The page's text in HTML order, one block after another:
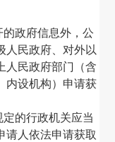
政府信息外，公
人民政府、对外以
人民政府部门（含
内设机构）申请获
的行政机关应当
请人依法申请获取